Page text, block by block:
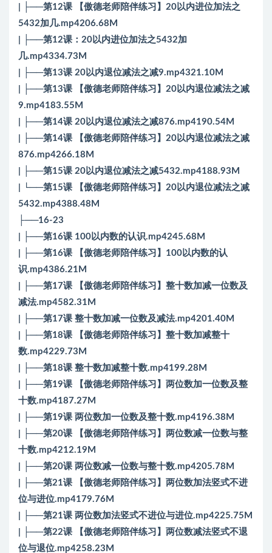
| ├──第12课 【傲德老师陪伴练习】20以内进位加法之
5432加几.mp4206.68M
| ├──第12课：20以内进位加法之5432加
几.mp4334.73M
| ├──第13课 20以内退位减法之减9.mp4321.10M
| ├──第13课 【傲德老师陪伴练习】20以内退位减法之减
9.mp4183.55M
| ├──第14课 20以内退位减法之减876.mp4190.54M
| ├──第14课 【傲德老师陪伴练习】20以内退位减法之减
876.mp4266.18M
| ├──第15课 20以内退位减法之减5432.mp4188.93M
| └──第15课 【傲德老师陪伴练习】20以内退位减法之减
5432.mp4388.48M
├──16-23
| ├──第16课 100以内数的认识.mp4245.68M
| ├──第16课 【傲德老师陪伴练习】100以内数的认
识.mp4386.21M
| ├──第17课 【傲德老师陪伴练习】整十数加减一位数及
减法.mp4582.31M
| ├──第17课 整十数加减一位数及减法.mp4201.40M
| ├──第18课 【傲德老师陪伴练习】整十数加减整十
数.mp4229.73M
| ├──第18课 整十数加减整十数.mp4199.28M
| ├──第19课 【傲德老师陪伴练习】两位数加一位数及整
十数.mp4187.27M
| ├──第19课 两位数加一位数及整十数.mp4196.38M
| ├──第20课 【傲德老师陪伴练习】两位数减一位数与整
十数.mp4212.19M
| ├──第20课 两位数减一位数与整十数.mp4205.78M
| ├──第21课 【傲德老师陪伴练习】两位数加法竖式不进
位与进位.mp4179.76M
| ├──第21课 两位数加法竖式不进位与进位.mp4225.75M
| ├──第22课 【傲德老师陪伴练习】两位数减法竖式不退
位与退位.mp4258.23M